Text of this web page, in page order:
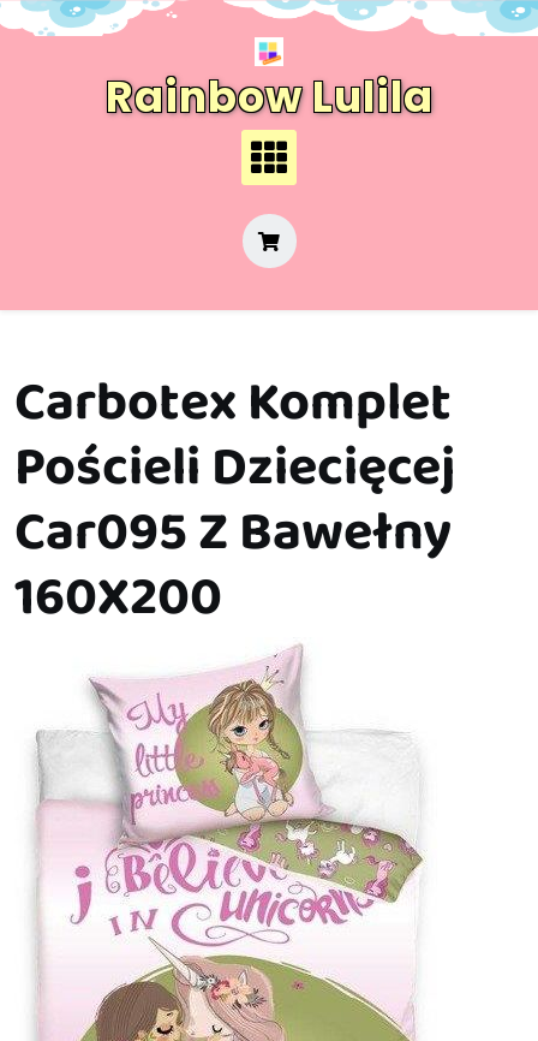
Skip
Rainbow Lulila
Carbotex Komplet
Pościeli Dziecięcej
Car095 Z Bawełny
160X200